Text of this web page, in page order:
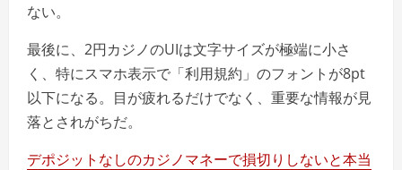
ない。
最後に、2円カジノのUIは文字サイズが極端に小さ
く、特にスマホ表示で「利用規約」のフォントが8pt
以下になる。目が疲れるだけでなく、重要な情報が見
落とされがちだ。
デポジットなしのカジノマネーで損切りしないと本当